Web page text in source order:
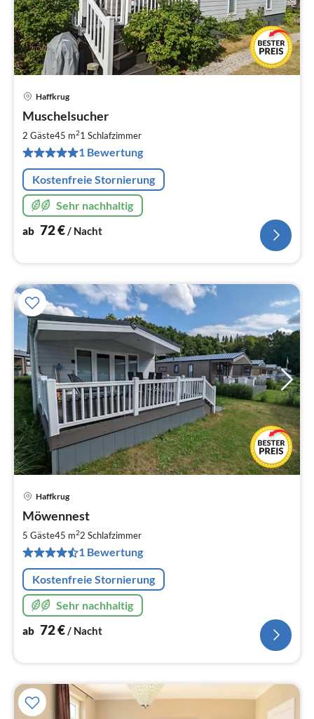
Haffkrug
Muschelsucher
2 Gäste45 m21 Schlafzimmer
1 Bewertung
Kostenfreie Stornierung
Sehr nachhaltig
ab 72€/ Nacht
Haffkrug
Möwennest
5 Gäste45 m22 Schlafzimmer
1 Bewertung
Kostenfreie Stornierung
Sehr nachhaltig
ab 72€/ Nacht